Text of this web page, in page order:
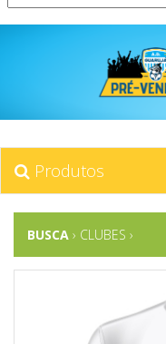
Produtos
BUSCA › CLUBES ›